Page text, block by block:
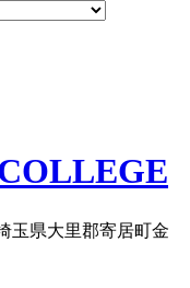
県大里郡寄居町金